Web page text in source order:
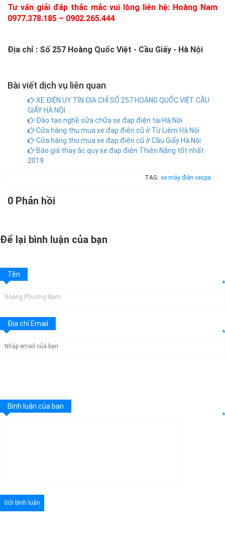
Tư vấn giải đáp thắc mắc vui lòng liên hệ: Hoàng Nam
0977.378.185 – 0902.265.444
Địa chỉ : Số 257 Hoàng Quốc Việt - Cầu Giấy - Hà Nội
Bài viết dịch vụ liên quan
XE ĐIỆN UY TÍN ĐỊA CHỈ SỐ 257 HOÀNG QUỐC VIỆT CẦU
GIẤY HÀ NỘI
Đào tạo nghề sửa chữa xe đạp điện tại Hà Nội
Cửa hàng thu mua xe đạp điện cũ ở Từ Liêm Hà Nội
Cửa hàng thu mua xe đạp điện cũ ở Cầu Giấy Hà Nội
Báo giá thay ắc quy xe đạp điện Thiên Năng tốt nhất
2019
TAG: xe máy điện vespa
0 Phản hồi
Để lại bình luận của bạn
Tên
*
Địa chỉ Email
*
Bình luận của bạn
*